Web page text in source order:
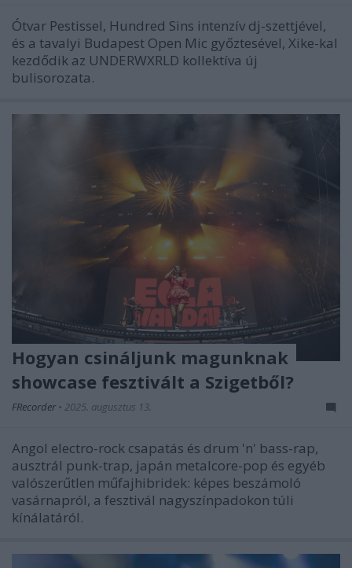
Ótvar Pestissel, Hundred Sins intenzív dj-szettjével,
és a tavalyi Budapest Open Mic győztesével, Xike-kal
kezdődik az UNDERWXRLD kollektíva új
bulisorozata.
Hogyan csináljunk magunknak
showcase fesztivált a Szigetből?
FRecorder • 2025. augusztus 13.
Angol electro-rock csapatás és drum 'n' bass-rap,
ausztrál punk-trap, japán metalcore-pop és egyéb
valószerűtlen műfajhibridek: képes beszámoló
vasárnapról, a fesztivál nagyszínpadokon túli
kínálatáról.